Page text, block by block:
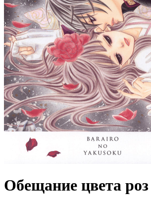
Обещание цвета роз